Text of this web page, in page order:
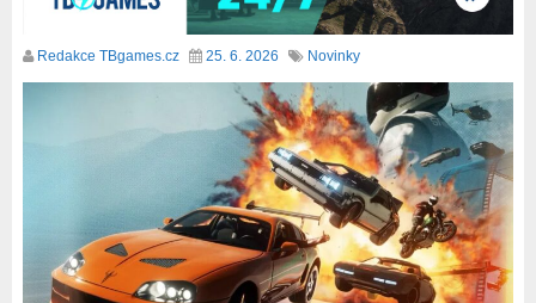
Redakce TBgames.cz 25. 6. 2026 Novinky